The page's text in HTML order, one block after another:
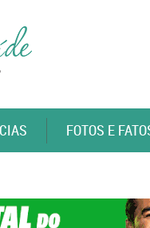
FOTOS E